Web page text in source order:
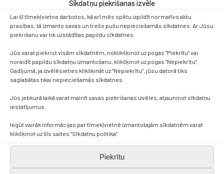
Sīkdatņu piekrišanas izvēle
Lai šī tīmekļvietne darbotos, kā arī mēs spētu izpildīt normatīvo aktu
prasības, tā izmanto savas un trešo pušu nepieciešamās sīkdatnes. Ar Jūsu
piekrišanu var tik uzstādītas papildu sīkdatnes.
Jūs varat piekrist visām sīkdatnēm, noklikšķinot uz pogas “Piekrītu” vai
noraidīt papildu sīkdatņu izmantošanu, klikšķinot uz pogas “Nepiekrītu”.
Gadījumā, ja izvēlēsieties klikšķināt uz “Nepiekrītu”, jūsu datorā tiks
saglabātas tikai nepieciešamās sīkdatnes.
Jūs jebkurā laikā varat mainīt savas piekrišanas izvēles, atjauninot sīkdatņu
iestatījumus.
Iegūt vairāk informācijas par tīmekļvietnē izmantotajām sīkdatnēm varat
klikšķinot uz šīs saites “Sīkdatņu politika”
Piekrītu